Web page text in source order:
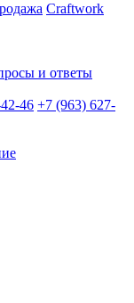
Craftwork
и ответы
46 +7 (963) 627-